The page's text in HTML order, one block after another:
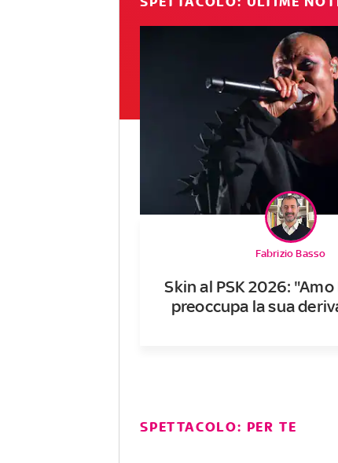
Skin al PSK 2026:
preoccupa la sua
Fabrizio Basso
SPETTACOLO: PER TE